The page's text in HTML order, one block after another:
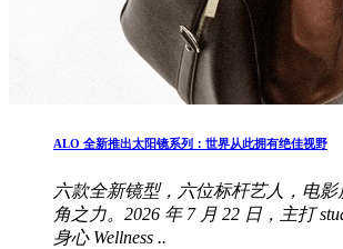
ALO 全新推出太阳镜系列：世界从此拥有绝佳视野
六款全新镜型，六位标杆艺人，电
角之力。2026 年 7 月 22 日，主打
身心 Wellness ..